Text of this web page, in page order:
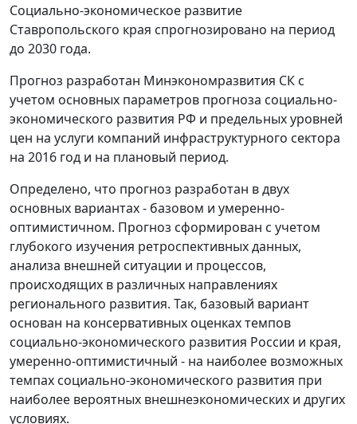
Социально-экономическое развитие
Ставропольского края спрогнозировано на период
до 2030 года.
Прогноз разработан Минэкономразвития СК с
учетом основных параметров прогноза социально-
экономического развития РФ и предельных уровней
цен на услуги компаний инфраструктурного сектора
на 2016 год и на плановый период.
Определено, что прогноз разработан в двух
основных вариантах - базовом и умеренно-
оптимистичном. Прогноз сформирован с учетом
глубокого изучения ретроспективных данных,
анализа внешней ситуации и процессов,
происходящих в различных направлениях
регионального развития. Так, базовый вариант
основан на консервативных оценках темпов
социально-экономического развития России и края,
умеренно-оптимистичный - на наиболее возможных
темпах социально-экономического развития при
наиболее вероятных внешнеэкономических и других
условиях.